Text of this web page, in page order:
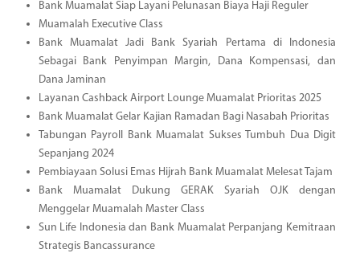
Bank Muamalat Siap Layani Pelunasan Biaya Haji Reguler
Muamalah Executive Class
Bank Muamalat Jadi Bank Syariah Pertama di Indonesia
Sebagai Bank Penyimpan Margin, Dana Kompensasi, dan
Dana Jaminan
Layanan Cashback Airport Lounge Muamalat Prioritas 2025
Bank Muamalat Gelar Kajian Ramadan Bagi Nasabah Prioritas
Tabungan Payroll Bank Muamalat Sukses Tumbuh Dua Digit
Sepanjang 2024
Pembiayaan Solusi Emas Hijrah Bank Muamalat Melesat Tajam
Bank Muamalat Dukung GERAK Syariah OJK dengan
Menggelar Muamalah Master Class
Sun Life Indonesia dan Bank Muamalat Perpanjang Kemitraan
Strategis Bancassurance